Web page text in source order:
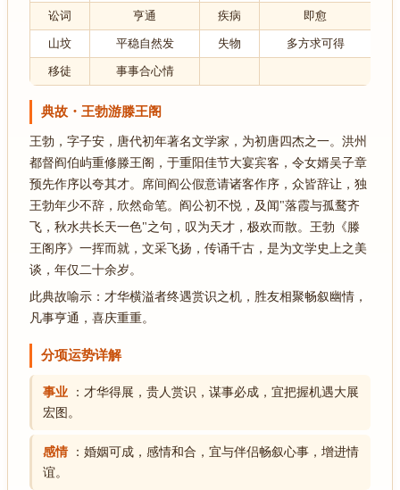
讼词 亨通 疾病 即愈
山坟 平稳自然发 失物 多方求可得
移徒 事事合心情
典故・王勃游滕王阁
王勃，字子安，唐代初年著名文学家，为初唐四杰之一。洪州
都督阎伯屿重修滕王阁，于重阳佳节大宴宾客，令女婿吴子章
预先作序以夸其才。席间阎公假意请诸客作序，众皆辞让，独
王勃年少不辞，欣然命笔。阎公初不悦，及闻"落霞与孤鹜齐
飞，秋水共长天一色"之句，叹为天才，极欢而散。王勃《滕
王阁序》一挥而就，文采飞扬，传诵千古，是为文学史上之美
谈，年仅二十余岁。
此典故喻示：才华横溢者终遇赏识之机，胜友相聚畅叙幽情，
凡事亨通，喜庆重重。
分项运势详解
事业
：才华得展，贵人赏识，谋事必成，宜把握机遇大展
宏图。
感情
：婚姻可成，感情和合，宜与伴侣畅叙心事，增进情
谊。